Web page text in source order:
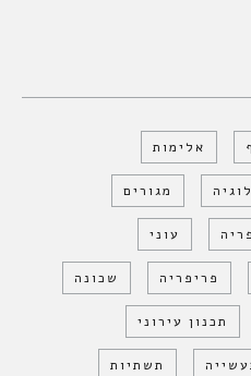
אלימות
מגורים
עוני
פריפריה שכונה
תכנון עירוני
תשתיות